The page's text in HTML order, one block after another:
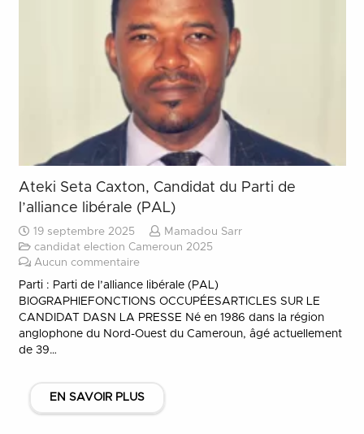
Ateki Seta Caxton, Candidat du Parti de
l’alliance libérale (PAL)
19 septembre 2025
Mamadou Sarr
candidat election Cameroun 2025
Aucun commentaire
Parti : Parti de l’alliance libérale (PAL)
BIOGRAPHIEFONCTIONS OCCUPÉESARTICLES SUR LE
CANDIDAT DASN LA PRESSE Né en 1986 dans la région
anglophone du Nord-Ouest du Cameroun, âgé actuellement
de 39…
EN SAVOIR PLUS